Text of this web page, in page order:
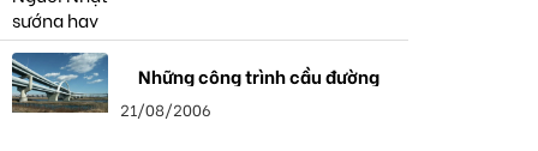
Những công trình cầu đường
21/08/2006